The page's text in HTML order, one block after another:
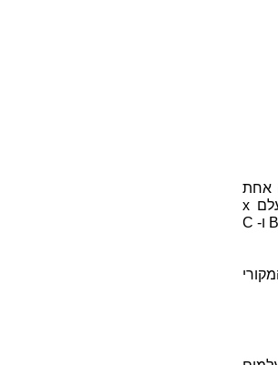
אחת
פחות מכך, כלומר ממעלה ראשונה. ביטוי ממעלה ראשונה מכיל את הנעלם x
בחזקת אחד לכל היותר, כלומר את x. לכן יהיה המונה מהצורה Bx + C, כאשר B ו- C